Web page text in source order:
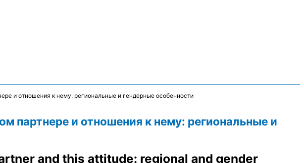
и отношения к нему: региональные и гендерные особенности
партнере и отношения к нему: региональные и
and this attitude: regional and gender